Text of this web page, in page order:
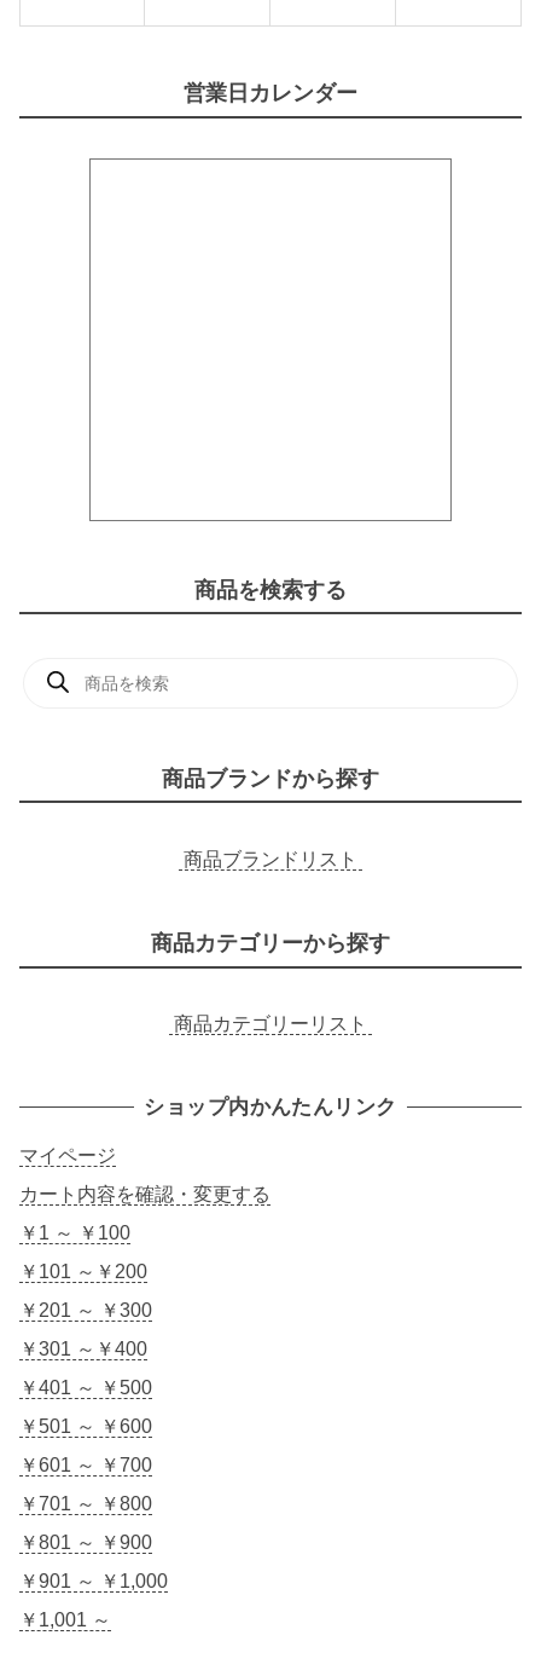
営業日カレンダー
商品を検索する
商品ブランドから探す
商品ブランドリスト
商品カテゴリーから探す
商品カテゴリーリスト
ショップ内かんたんリンク
マイページ
カート内容を確認・変更する
￥1 ～ ￥100
￥101 ～￥200
￥201 ～ ￥300
￥301 ～￥400
￥401 ～ ￥500
￥501 ～ ￥600
￥601 ～ ￥700
￥701 ～ ￥800
￥801 ～ ￥900
￥901 ～ ￥1,000
￥1,001 ～